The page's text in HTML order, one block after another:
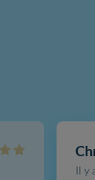
Il y